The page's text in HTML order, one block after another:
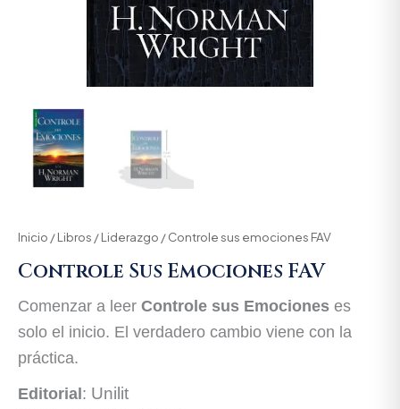
Inicio /Libros /Liderazgo / Controle sus emociones FAV
Controle Sus Emociones FAV
Comenzar a leer Controle sus Emociones es
solo el inicio. El verdadero cambio viene con la
práctica.
Editorial: Unilit